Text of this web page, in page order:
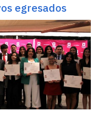
egresados